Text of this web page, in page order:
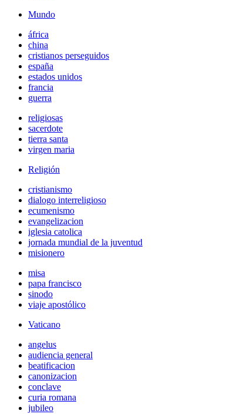
Mundo
áfrica
china
cristianos perseguidos
españa
estados unidos
francia
guerra
religiosas
sacerdote
tierra santa
virgen maria
Religión
cristianismo
dialogo interreligioso
ecumenismo
evangelizacion
iglesia catolica
jornada mundial de la juventud
misionero
misa
papa francisco
sinodo
viaje apostólico
Vaticano
angelus
audiencia general
beatificacion
canonizacion
conclave
curia romana
jubileo